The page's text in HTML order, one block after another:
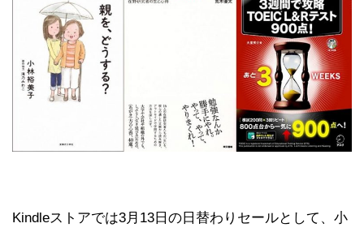
Kindleストアでは3月13日の日替わりセールとして、小